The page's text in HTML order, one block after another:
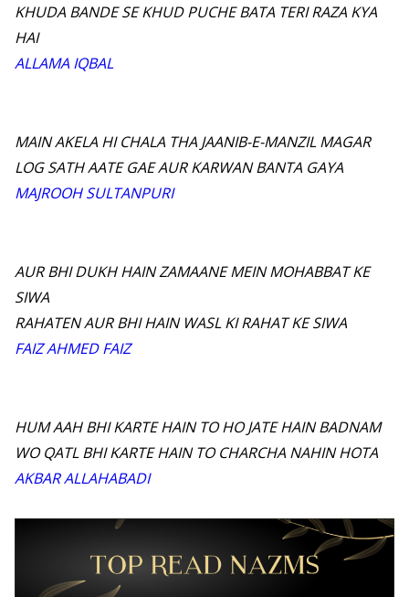
KHUDA BANDE SE KHUD PUCHE BATA TERI RAZA KYA
HAI
ALLAMA IQBAL
MAIN AKELA HI CHALA THA JAANIB-E-MANZIL MAGAR
LOG SATH AATE GAE AUR KARWAN BANTA GAYA
MAJROOH SULTANPURI
AUR BHI DUKH HAIN ZAMAANE MEIN MOHABBAT KE
SIWA
RAHATEN AUR BHI HAIN WASL KI RAHAT KE SIWA
FAIZ AHMED FAIZ
HUM AAH BHI KARTE HAIN TO HO JATE HAIN BADNAM
WO QATL BHI KARTE HAIN TO CHARCHA NAHIN HOTA
AKBAR ALLAHABADI